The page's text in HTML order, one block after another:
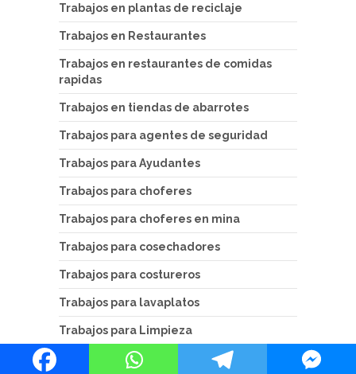
Trabajos en plantas de reciclaje
Trabajos en Restaurantes
Trabajos en restaurantes de comidas
rapidas
Trabajos en tiendas de abarrotes
Trabajos para agentes de seguridad
Trabajos para Ayudantes
Trabajos para choferes
Trabajos para choferes en mina
Trabajos para cosechadores
Trabajos para costureros
Trabajos para lavaplatos
Trabajos para Limpieza
Trabajos para mecánicos